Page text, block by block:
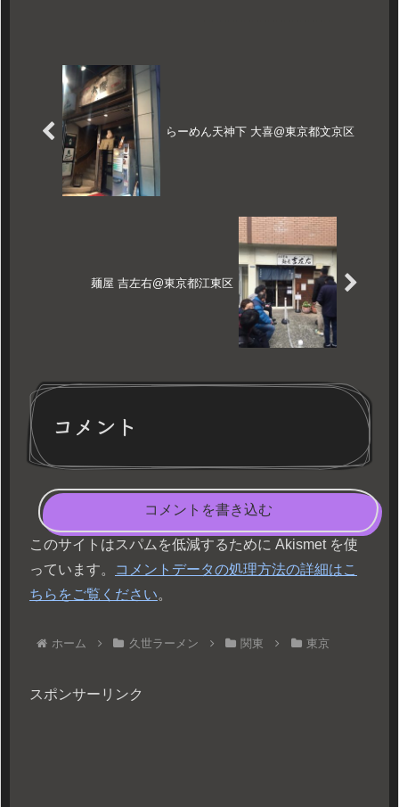
らーめん天神下 大喜@東京都文京区
麺屋 吉左右@東京都江東区
コメント
コメントを書き込む
このサイトはスパムを低減するために Akismet を使
っています。
コメントデータの処理方法の詳細はこ
ちらをご覧ください。
ホーム 久世ラーメン 関東 東京
スポンサーリンク